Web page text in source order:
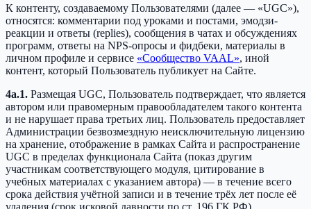
К контенту, создаваемому Пользователями (далее — «UGC»),
относятся: комментарии под уроками и постами, эмодзи-
реакции и ответы (replies), сообщения в чатах и обсуждениях
программ, ответы на NPS-опросы и фидбеки, материалы в
личном профиле и сервисе «Сообщество VAAL», иной
контент, который Пользователь публикует на Сайте.
4a.1. Размещая UGC, Пользователь подтверждает, что является
автором или правомерным правообладателем такого контента
и не нарушает права третьих лиц. Пользователь предоставляет
Администрации безвозмездную неисключительную лицензию
на хранение, отображение в рамках Сайта и распространение
UGC в пределах функционала Сайта (показ другим
участникам соответствующего модуля, цитирование в
учебных материалах с указанием автора) — в течение всего
срока действия учётной записи и в течение трёх лет после её
удаления (срок исковой давности по ст. 196 ГК РФ).